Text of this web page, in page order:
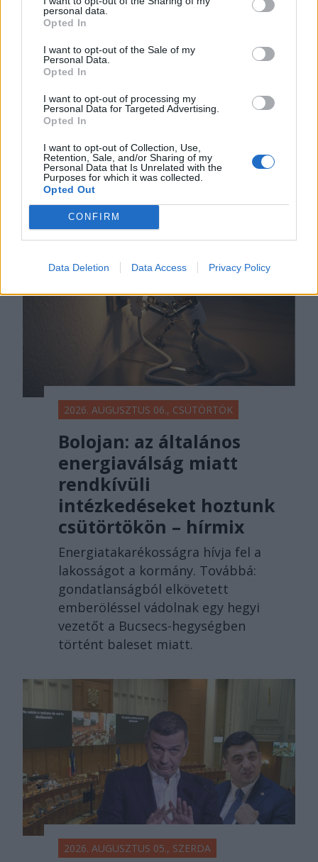
personal data.
Opted In
I want to opt-out of the Sale of my
Personal Data.
Opted In
I want to opt-out of processing my
Personal Data for Targeted Advertising.
Opted In
I want to opt-out of Collection, Use,
Retention, Sale, and/or Sharing of my
Personal Data that Is Unrelated with the
Purposes for which it was collected.
Opted Out
CONFIRM
Data Deletion Data Access Privacy Policy
verhetett át Untold-
belépőkkel egy
kolozsvári férfi – hírek
pénteken
A rendőrség vizsgálódik
Kolozsváron egy fesztiválbelépőkkel
ügyében, a károsultak között sok a
magyar diák. Közben alig néhány
szavazat hiányzik egy PSD-RMDSZ-
kormányhoz.
2026. AUGUSZTUS 06., CSÜTÖRTÖK
Bolojan: az általános
energiaválság miatt
rendkívüli
intézkedéseket hoztunk
csütörtökön – hírmix
Energiatakarékosságra hívja fel a
lakosságot a kormány. Továbbá:
gondatlanságból elkövetett
emberöléssel vádolnak egy hegyi
vezetőt a Bucsecs-hegységben
történt baleset miatt.
2026. AUGUSZTUS 05., SZERDA